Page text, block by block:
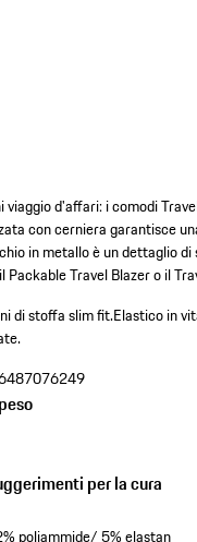
d'affari: i comodi
con cerniera garantisce
in metallo è un dettaglio
Packable Travel Blazer o il
di stoffa slim fit.Elastico in
per la cura
poliammide/ 5% elastan